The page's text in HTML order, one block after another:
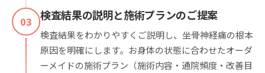
03 検査結果の説明と施術プランのご提案
検査結果をわかりやすくご説明し、坐骨神経痛の根本
原因を明確にします。お身体の状態に合わせたオーダ
ーメイドの施術プラン（施術内容・通院頻度・改善目